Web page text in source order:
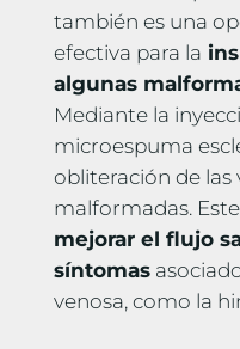
también es una
efectiva para la
algunas
Mediante la
microespuma
obliteración de las
malformadas.
mejorar el flujo
síntomas
venosa, como la